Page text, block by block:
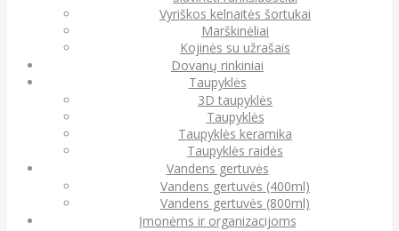
Vyriškos kelnaitės šortukai
Marškinėliai
Kojinės su užrašais
Dovanų rinkiniai
Taupyklės
3D taupyklės
Taupyklės
Taupyklės keramika
Taupyklės raidės
Vandens gertuvės
Vandens gertuvės (400ml)
Vandens gertuvės (800ml)
Įmonėms ir organizacijoms